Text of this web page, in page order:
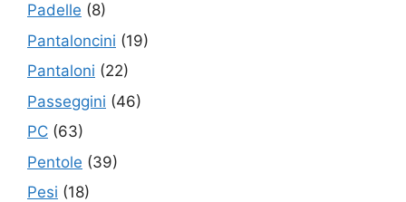
Padelle (8)
Pantaloncini (19)
Pantaloni (22)
Passeggini (46)
PC (63)
Pentole (39)
Pesi (18)